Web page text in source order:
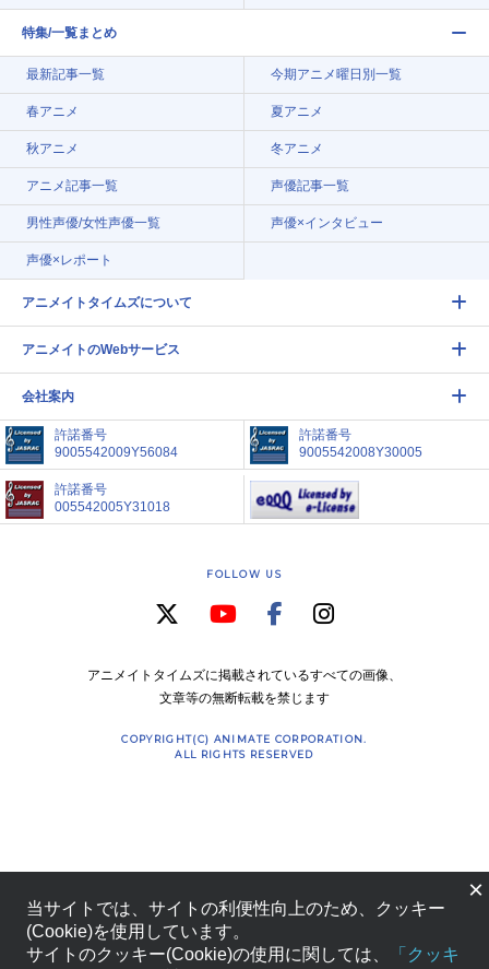
特集/一覧まとめ
最新記事一覧 今期アニメ曜日別一覧
春アニメ 夏アニメ
秋アニメ 冬アニメ
アニメ記事一覧 声優記事一覧
男性声優/女性声優一覧 声優×インタビュー
声優×レポート
アニメイトタイムズについて
アニメイトのWebサービス
会社案内
許諾番号
9005542009Y56084
許諾番号
9005542008Y30005
許諾番号
005542005Y31018
FOLLOW US
アニメイトタイムズに掲載されているすべての画像、
文章等の無断転載を禁じます
COPYRIGHT(C) ANIMATE CORPORATION.
ALL RIGHTS RESERVED
×
当サイトでは、サイトの利便性向上のため、クッキー
(Cookie)を使用しています。
サイトのクッキー(Cookie)の使用に関しては、
「クッキ